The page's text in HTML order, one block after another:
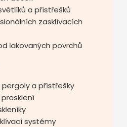
a přístřešků
zasklívacích
lakovaných povrchů
a přístřešky
systémy